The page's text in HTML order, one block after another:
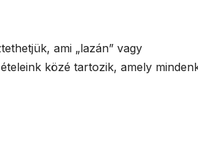
ami „lazán” vagy
közé tartozik, amely